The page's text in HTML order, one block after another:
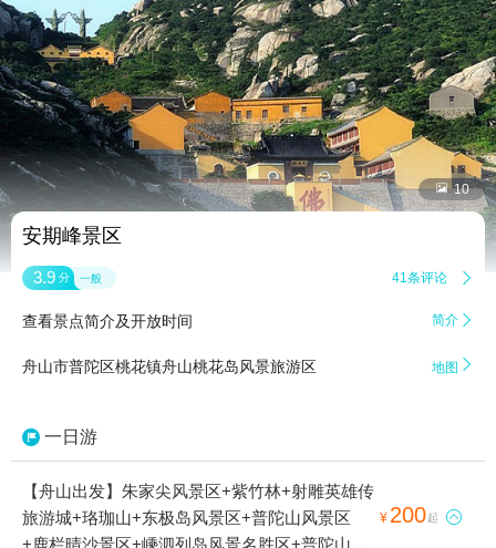
 10
安期峰景区
3.9 分 一般 41条评论 
查看景点简介及开放时间 简介 
舟山市普陀区桃花镇舟山桃花岛风景旅游区 地图 
一日游
【舟山出发】朱家尖风景区+紫竹林+射雕英雄传
旅游城+珞珈山+东极岛风景区+普陀山风景区
¥ 200起 
